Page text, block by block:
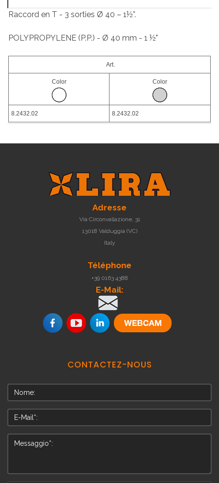
Raccord en T - 3 sorties Ø 40 – 1½”.
POLYPROPYLENE (P.P.) - Ø 40 mm - 1 ½"
Art.
Color Color
8.2432.02 8.2432.02
Adresse
Via Circonvallazione, 31
13018 Valduggia (VC)
Italy
Téléphone
+39 0163 4388
E-Mail:
.
CONTACTEZ-NOUS